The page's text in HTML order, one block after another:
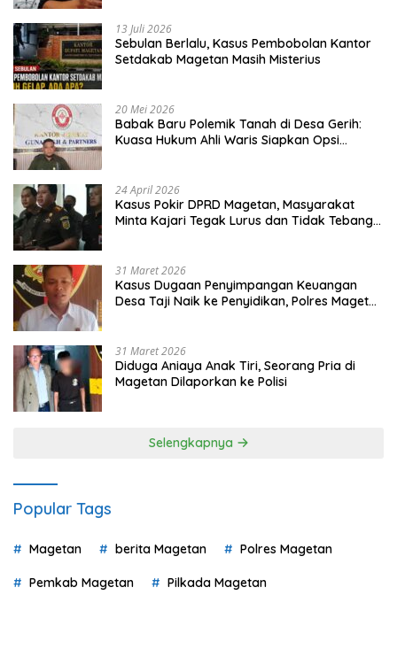
13 Juli 2026
Sebulan Berlalu, Kasus Pembobolan Kantor
Setdakab Magetan Masih Misterius
20 Mei 2026
Babak Baru Polemik Tanah di Desa Gerih:
Kuasa Hukum Ahli Waris Siapkan Opsi
24 April 2026
Kasus Pokir DPRD Magetan, Masyarakat
Minta Kajari Tegak Lurus dan Tidak Tebang
31 Maret 2026
Kasus Dugaan Penyimpangan Keuangan
Desa Taji Naik ke Penyidikan, Polres Magetan
31 Maret 2026
Diduga Aniaya Anak Tiri, Seorang Pria di
Magetan Dilaporkan ke Polisi
Selengkapnya
Popular Tags
Magetan berita Magetan Polres Magetan
Pemkab Magetan Pilkada Magetan